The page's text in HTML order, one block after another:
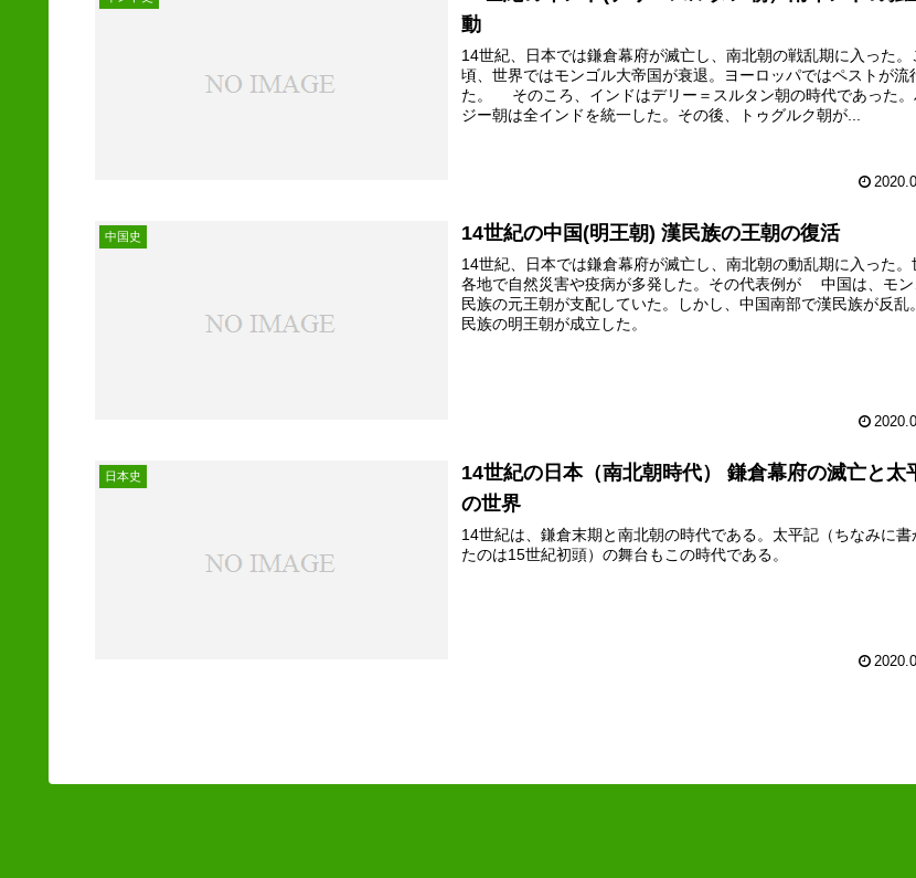
動
14世紀、日本では鎌倉幕府が滅亡し、南北朝の戦乱期に入った。
頃、世界ではモンゴル大帝国が衰退。ヨーロッパではペストが流
た。 そのころ、インドはデリー＝スルタン朝の時代であった
ジー朝は全インドを統一した。その後、トゥグルク朝が...
中国史 14世紀の中国(明王朝) 漢民族の王朝の復活
14世紀、日本では鎌倉幕府が滅亡し、南北朝の動乱期に入った。
各地で自然災害や疫病が多発した。その代表例が 中国は、モ
民族の元王朝が支配していた。しかし、中国南部で漢民族が反乱
民族の明王朝が成立した。
日本史
14世紀の日本（南北朝時代） 鎌倉幕府の滅亡と太
の世界
14世紀は、鎌倉末期と南北朝の時代である。太平記（ちなみに書
たのは15世紀初頭）の舞台もこの時代である。